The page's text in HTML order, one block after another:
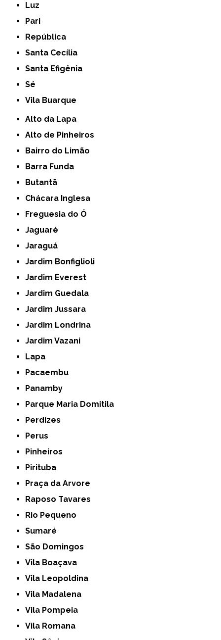
Luz
Pari
República
Santa Cecília
Santa Efigênia
Sé
Vila Buarque
Alto da Lapa
Alto de Pinheiros
Bairro do Limão
Barra Funda
Butantã
Chácara Inglesa
Freguesia do Ó
Jaguaré
Jaraguá
Jardim Bonfiglioli
Jardim Everest
Jardim Guedala
Jardim Jussara
Jardim Londrina
Jardim Vazani
Lapa
Pacaembu
Panamby
Parque Maria Domitila
Perdizes
Perus
Pinheiros
Pirituba
Praça da Arvore
Raposo Tavares
Rio Pequeno
Sumaré
São Domingos
Vila Boaçava
Vila Leopoldina
Vila Madalena
Vila Pompeia
Vila Romana